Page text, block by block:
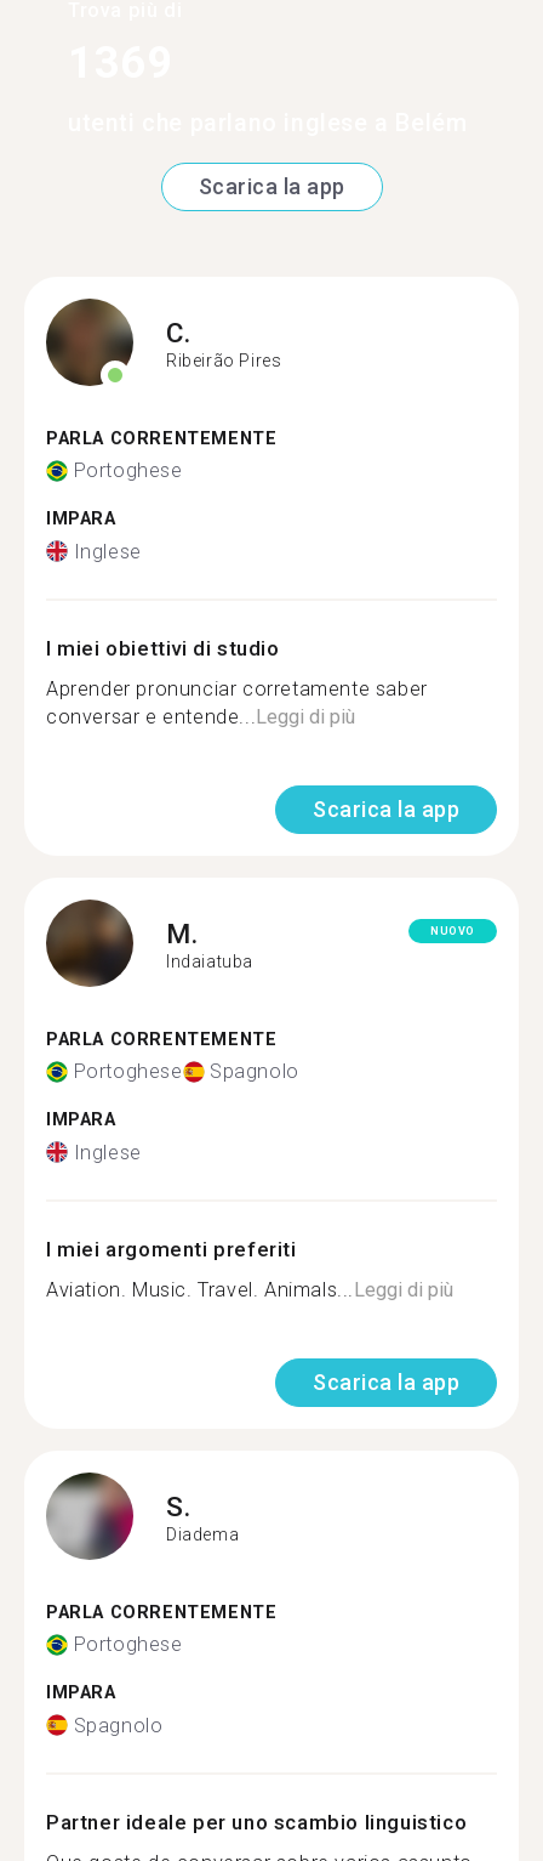
Scarica la app
C.
Ribeirão Pires
PARLA CORRENTEMENTE
Portoghese
IMPARA
Inglese
I miei obiettivi di studio
Aprender pronunciar corretamente saber
conversar e entende... Leggi di più
Scarica la app
M.
Indaiatuba
NUOVO
PARLA CORRENTEMENTE
Portoghese Spagnolo
IMPARA
Inglese
I miei argomenti preferiti
Aviation. Music. Travel. Animals... Leggi di più
Scarica la app
S.
Diadema
PARLA CORRENTEMENTE
Portoghese
IMPARA
Spagnolo
Partner ideale per uno scambio linguistico